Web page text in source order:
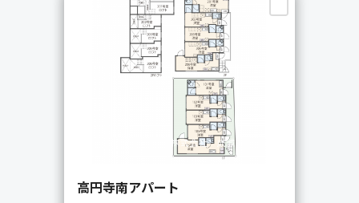
高円寺南アパート